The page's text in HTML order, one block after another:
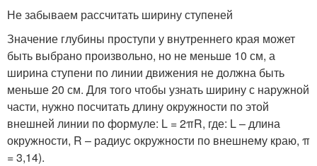
Не забываем рассчитать ширину ступеней
Значение глубины проступи у внутреннего края может
быть выбрано произвольно, но не меньше 10 см, а
ширина ступени по линии движения не должна быть
меньше 20 см. Для того чтобы узнать ширину с наружной
части, нужно посчитать длину окружности по этой
внешней линии по формуле: L = 2πR, где: L – длина
окружности, R – радиус окружности по внешнему краю, π
= 3,14).